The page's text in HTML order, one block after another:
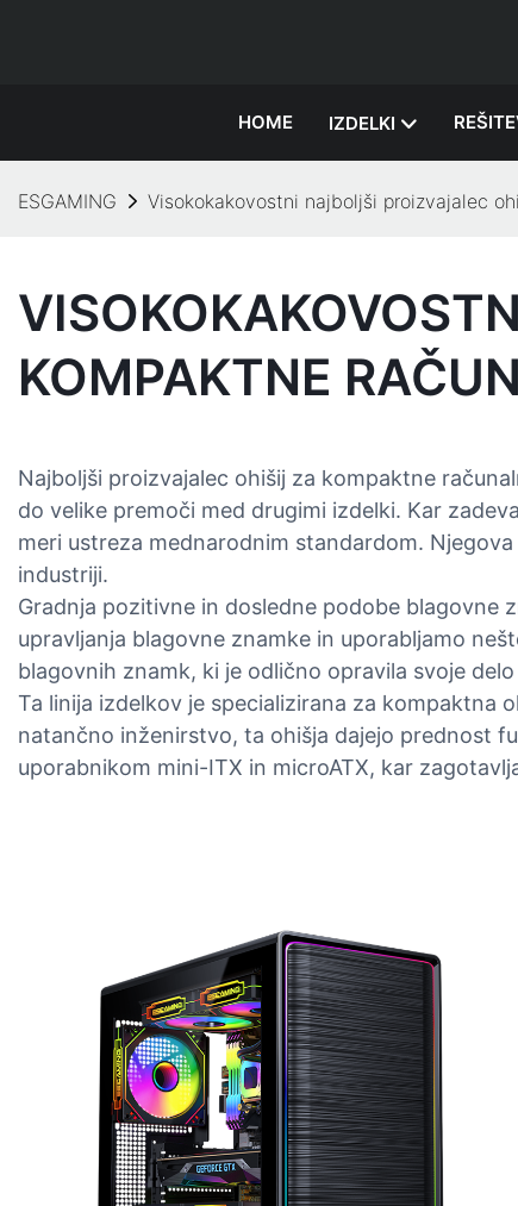
HOME IZDELKI
ESGAMING Visokokakovostni najboljši proizvajalec
KOMPAKTNE
Najboljši proizvajalec ohišij za kompaktne
do velike premoči med drugimi izdelki. Kar
meri ustreza mednarodnim standardom.
industriji.
Gradnja pozitivne in dosledne podobe blagovne
upravljanja blagovne znamke in uporabljamo
blagovnih znamk, ki je odlično opravila svoje
Ta linija izdelkov je specializirana za kompaktna
natančno inženirstvo, ta ohišja dajejo prednost
uporabnikom mini-ITX in microATX, kar